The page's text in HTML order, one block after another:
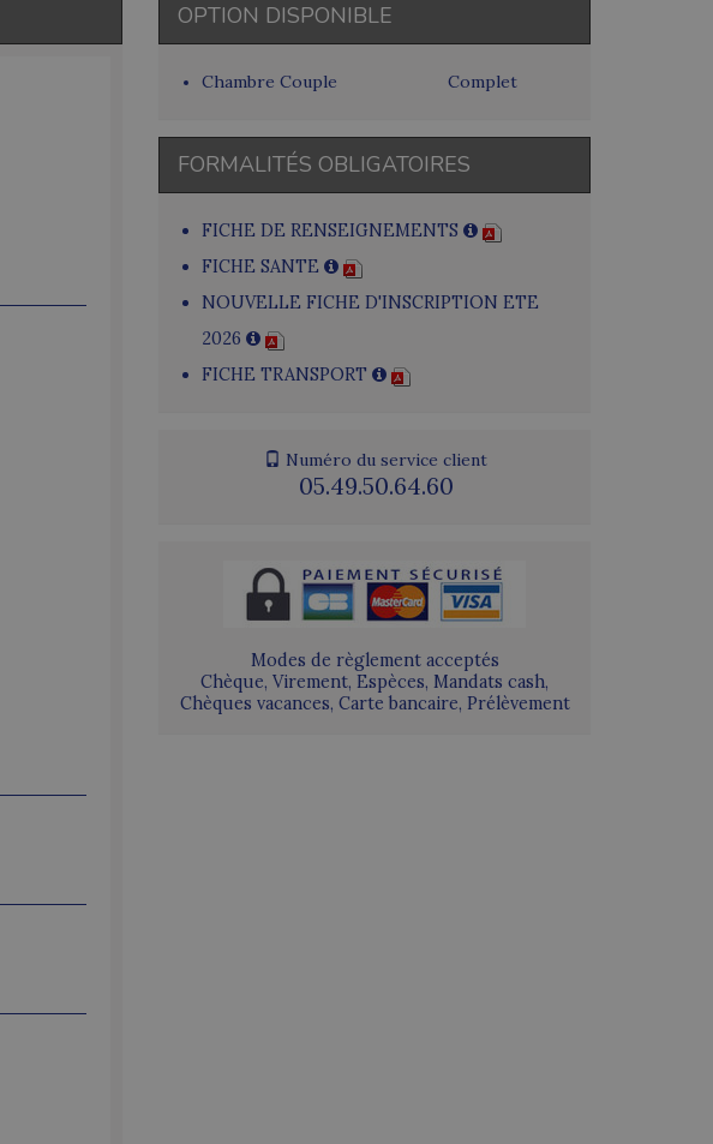
OPTION DISPONIBLE
Chambre Couple Complet
FORMALITÉS OBLIGATOIRES
FICHE DE RENSEIGNEMENTS
FICHE SANTE
NOUVELLE FICHE D'INSCRIPTION ETE
2026
FICHE TRANSPORT
Numéro du service client
05.49.50.64.60
Modes de règlement acceptés
Chèque, Virement, Espèces, Mandats cash,
Chèques vacances, Carte bancaire, Prélèvement